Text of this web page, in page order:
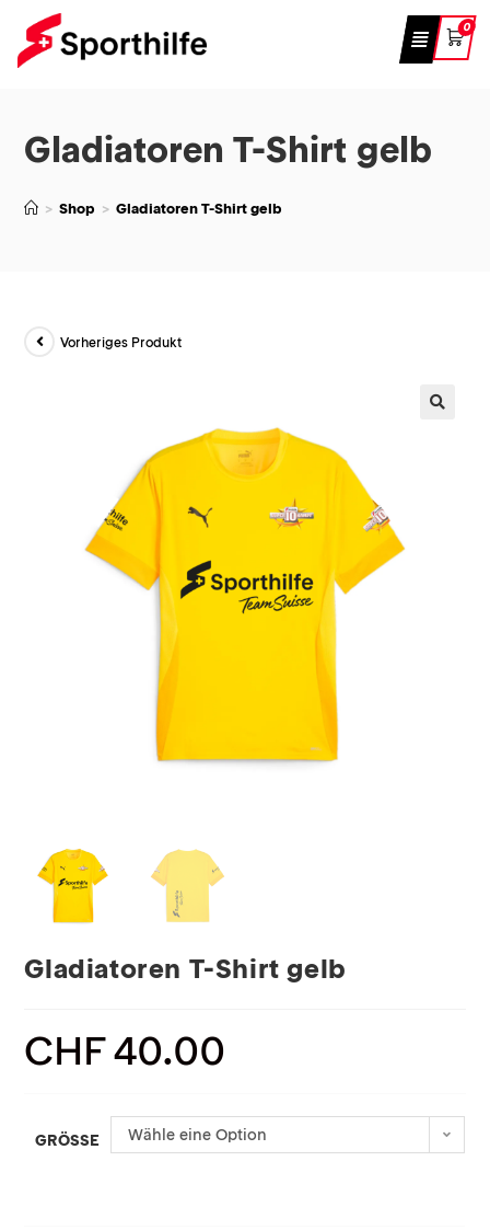
0
Gladiatoren T-Shirt gelb
> Shop > Gladiatoren T-Shirt gelb
Vorheriges Produkt
Gladiatoren T-Shirt gelb
CHF40.00
GRÖSSE Wähle eine Option